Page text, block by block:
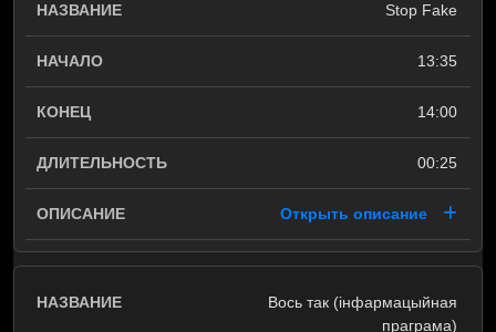
Stop Fake
13:35
14:00
00:25
Открыть описание
Вось так (інфармацыйная
праграма)